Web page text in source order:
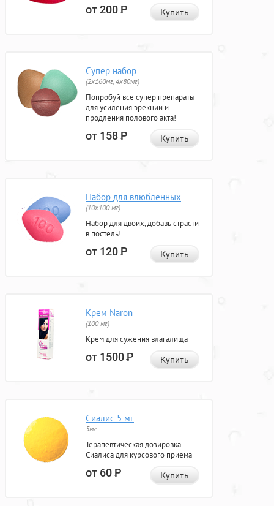
от 200Р Купить
Супер набор
(2х160мг, 4х80мг)
Попробуй все супер препараты
для усиления эрекции и
продления полового акта!
от 158Р Купить
Набор для влюбленных
(10х100 мг)
Набор для двоих, добавь страсти
в постель!
от 120Р Купить
Крем Naron
(100 мг)
Крем для сужения влагалища
от 1500Р Купить
Сиалис 5 мг
5мг
Терапевтическая дозировка
Сиалиса для курсового приема
от 60Р Купить